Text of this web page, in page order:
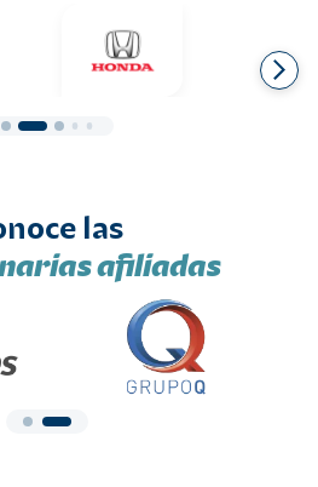
las
afiliadas